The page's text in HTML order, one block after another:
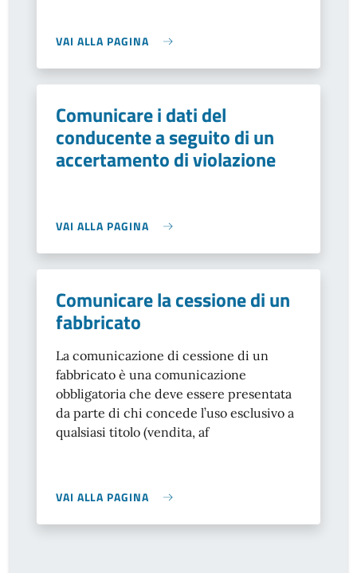
VAI ALLA PAGINA
Comunicare i dati del
conducente a seguito di un
accertamento di violazione
VAI ALLA PAGINA
Comunicare la cessione di un
fabbricato
La comunicazione di cessione di un
fabbricato è una comunicazione
obbligatoria che deve essere presentata
da parte di chi concede l’uso esclusivo a
qualsiasi titolo (vendita, af
VAI ALLA PAGINA